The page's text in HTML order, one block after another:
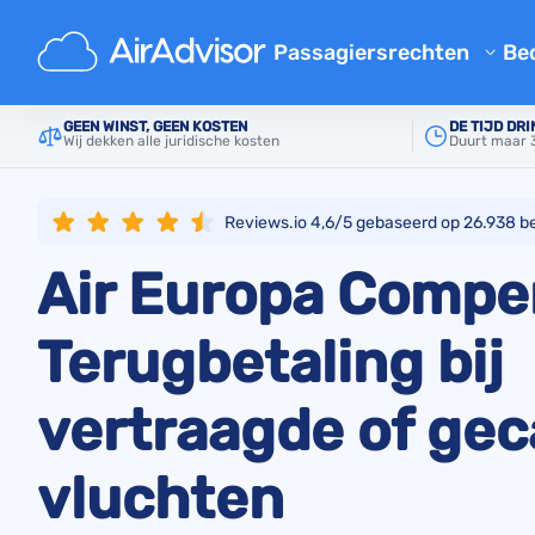
Passagiersrechten
Gratis Compensatie
Vergoeding Vertraging
Compensatie voor
Instap Geweigerd
Luchtvaartmaatschappij
Klachten over
Luchtvaart Stakingen
GEEN WINST, GEEN KOSTEN
Wij dekken alle juridische kosten
DE TIJD
Duurt maar
Hoofd Luchtvaartmaatschappijen Air Europa
Reviews.io 4,6/5 gebaseerd op26.938
Air Europa
Terugbetaling bij
vertraagde of
vluchten